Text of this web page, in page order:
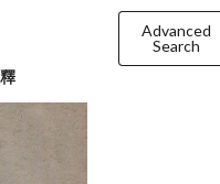
Advanced
Search